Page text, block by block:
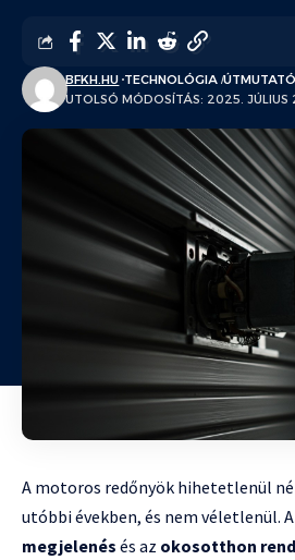
UTOLSÓ MÓDOSÍTÁS: 2025. JÚLIUS
BFKH.HU TECHNOLÓGIA
A motoros redőnyök hihetetlenül
utóbbi években, és nem véletlenül. A
megjelenés és az okosotthon